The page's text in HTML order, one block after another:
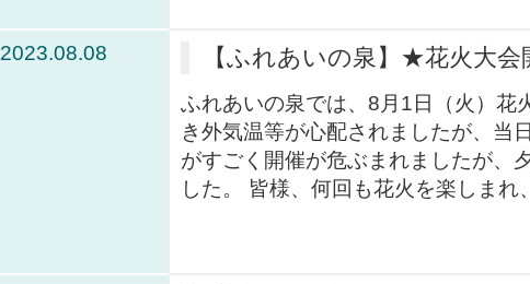
2023.08.08 【ふれあいの泉】★花火大
ふれあいの泉では、8月1日（火）花
き外気温等が心配されましたが、当
がすごく開催が危ぶまれましたが、
した。 皆様、何回も花火を楽し